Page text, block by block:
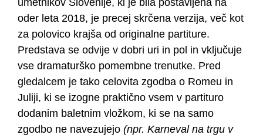
oder leta 2018, je precej skrčena verzija, več kot
za polovico krajša od originalne partiture.
Predstava se odvije v dobri uri in pol in vključuje
vse dramaturško pomembne trenutke. Pred
gledalcem je tako celovita zgodba o Romeu in
Juliji, ki se izogne praktično vsem v partituro
dodanim baletnim vložkom, ki se na samo
zgodbo ne navezujejo (npr. Karneval na trgu v